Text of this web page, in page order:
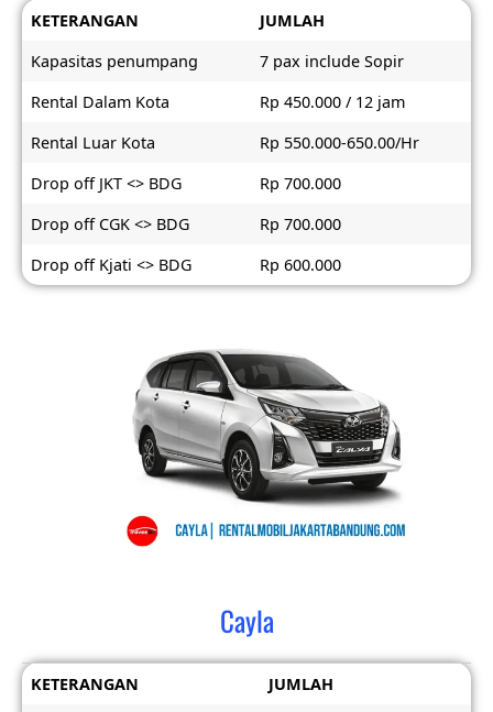
KETERANGAN
JUMLAH
Kapasitas penumpang
7 pax include Sopir
Rental Dalam Kota
Rp 450.000 / 12 jam
Rental Luar Kota
Rp 550.000-650.00/Hr
Drop off JKT <> BDG
Rp 700.000
Drop off CGK <> BDG
Rp 700.000
Drop off Kjati <> BDG
Rp 600.000
Cayla
KETERANGAN
JUMLAH